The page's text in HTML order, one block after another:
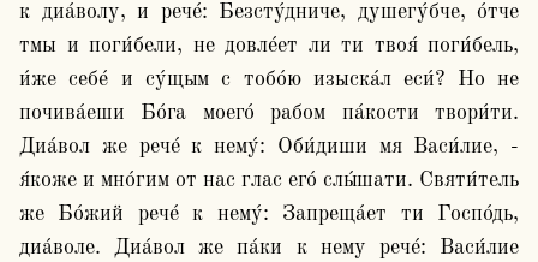
к диа́волу, и рече́: Безсту́дниче, душегу́бче, о́тче
тмы и поги́бели, не довле́ет ли ти твоя́ поги́бель,
и́же себе́ и су́щым с тобо́ю изыска́л еси́? Но не
почива́еши Бо́га моего́ рабом па́кости твори́ти.
Диа́вол же рече́ к нему́: Оби́диши мя Васи́лие, -
я́коже и мно́гим от нас глас его́ слы́шати. Святи́тель
же Бо́жий рече́ к нему́: Запреща́ет ти Госпо́дь,
диа́воле. Диа́вол же па́ки к нему рече́: Васи́лие